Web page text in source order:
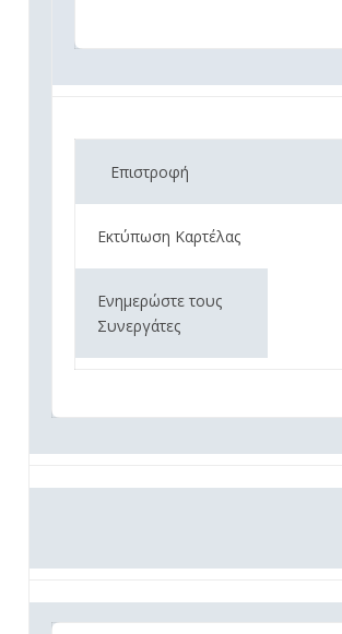
Επιστροφή
Εκτύπωση Καρτέλας
Ενημερώστε τους
Συνεργάτες